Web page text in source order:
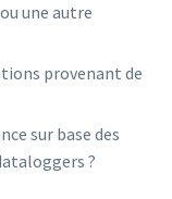
une autre
provenant de
sur base des
?